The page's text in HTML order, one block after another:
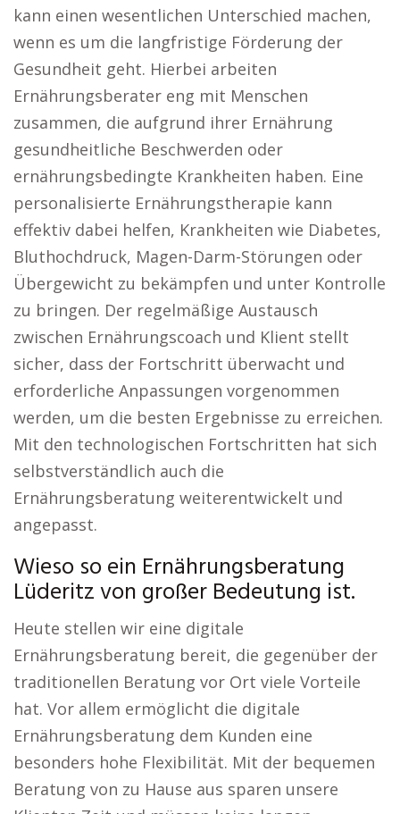
kann einen wesentlichen Unterschied machen,
wenn es um die langfristige Förderung der
Gesundheit geht. Hierbei arbeiten
Ernährungsberater eng mit Menschen
zusammen, die aufgrund ihrer Ernährung
gesundheitliche Beschwerden oder
ernährungsbedingte Krankheiten haben. Eine
personalisierte Ernährungstherapie kann
effektiv dabei helfen, Krankheiten wie Diabetes,
Bluthochdruck, Magen-Darm-Störungen oder
Übergewicht zu bekämpfen und unter Kontrolle
zu bringen. Der regelmäßige Austausch
zwischen Ernährungscoach und Klient stellt
sicher, dass der Fortschritt überwacht und
erforderliche Anpassungen vorgenommen
werden, um die besten Ergebnisse zu erreichen.
Mit den technologischen Fortschritten hat sich
selbstverständlich auch die
Ernährungsberatung weiterentwickelt und
angepasst.
Wieso so ein Ernährungsberatung
Lüderitz von großer Bedeutung ist.
Heute stellen wir eine digitale
Ernährungsberatung bereit, die gegenüber der
traditionellen Beratung vor Ort viele Vorteile
hat. Vor allem ermöglicht die digitale
Ernährungsberatung dem Kunden eine
besonders hohe Flexibilität. Mit der bequemen
Beratung von zu Hause aus sparen unsere